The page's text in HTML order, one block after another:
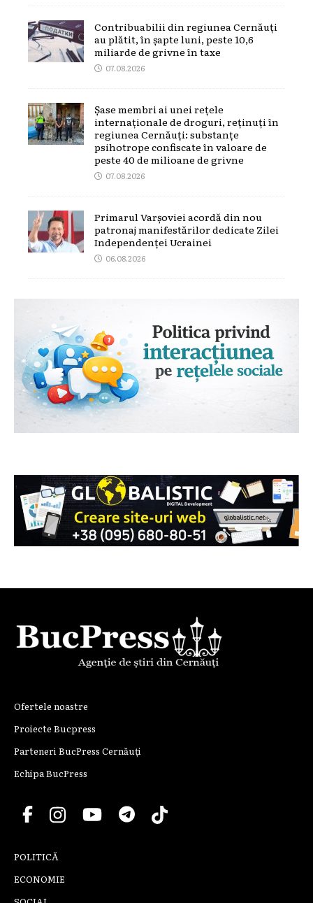
Contribuabilii din regiunea Cernăuți
au plătit, în șapte luni, peste 10,6
miliarde de grivne în taxe
07.08.2026
Șase membri ai unei rețele
internaționale de droguri, reținuți în
regiunea Cernăuți: substanțe
psihotrope confiscate în valoare de
peste 40 de milioane de grivne
07.08.2026
Primarul Varșoviei acordă din nou
patronaj manifestărilor dedicate Zilei
Independenței Ucrainei
06.08.2026
Ofertele noastre
Proiecte Bucpress
Parteneri BucPress Cernăuți
Echipa BucPress
POLITICĂ
ECONOMIE